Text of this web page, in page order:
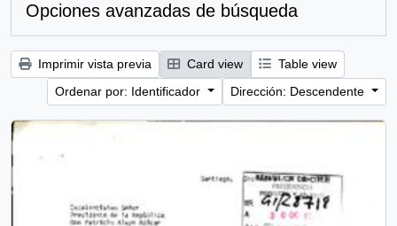
Opciones avanzadas de búsqueda
Imprimir vista previa Card view
Table view
Ordenar por: Identificador
Dirección: Descendente